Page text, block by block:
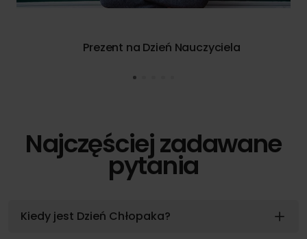
Prezent na Dzień Nauczyciela
Najczęściej zadawane
pytania
Kiedy jest Dzień Chłopaka?